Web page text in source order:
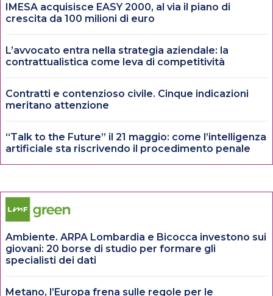
IMESA acquisisce EASY 2000, al via il piano di
crescita da 100 milioni di euro
L’avvocato entra nella strategia aziendale: la
contrattualistica come leva di competitività
Contratti e contenzioso civile. Cinque indicazioni
meritano attenzione
“Talk to the Future” il 21 maggio: come l’intelligenza
artificiale sta riscrivendo il procedimento penale
Ambiente. ARPA Lombardia e Bicocca investono sui
giovani: 20 borse di studio per formare gli
specialisti dei dati
Metano, l’Europa frena sulle regole per le